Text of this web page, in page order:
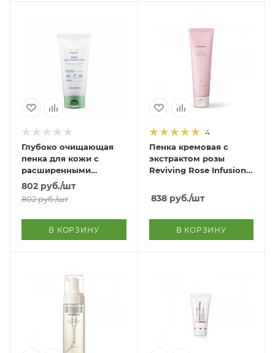
Глубоко очищающая
пенка для кожи с
расширенными
порами Pore Deep
Clearing Foam
802 руб./шт
802руб./шт
В КОРЗИНУ
4
Пенка кремовая с
экстрактом розы
Reviving Rose Infusion
838руб./шт
В КОРЗИНУ